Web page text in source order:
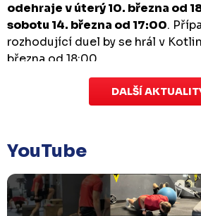
odehraje v úterý 10. března od
sobotu 14. března od 17:00.
rozhodující duel by se hrál v
března od 18:00.
Zápas dorostu je odložen
které se mělo odehrát v pátek 30.
odloženo!Odehraje se v
kterém se bude jednat.
DALŠÍ
YouTube